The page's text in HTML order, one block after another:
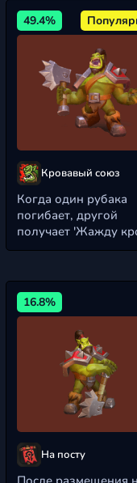
49.4%
Кровавый союз
Когда один рубака
погибает, другой
получает 'Жажду
16.8%
На посту